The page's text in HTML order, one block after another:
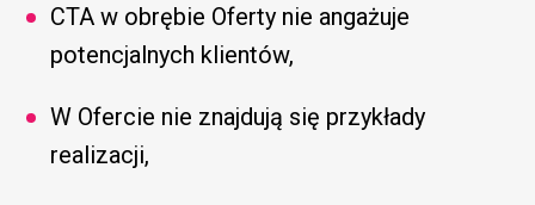
CTA w obrębie Oferty nie angażuje
potencjalnych klientów,
W Ofercie nie znajdują się przykłady
realizacji,